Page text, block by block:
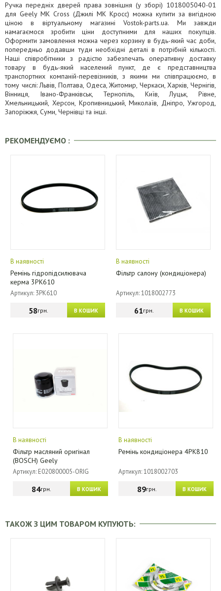
Ручка передніх дверей права зовнішня (у зборі) 1018005040-01
для Geely MK Cross (Джилі МК Кросс) можна купити за вигідною
ціною в віртуальному магазині Vostok-parts.ua. Ми завжди
намагаємося зробити ціни доступними для наших покупців.
Оформити замовлення можна через корзину в будь-який час доби,
попередньо додавши туди необхідні деталі в потрібній кількості.
Наші співробітники з радістю забезпечать оперативну доставку
товару в будь-який населений пункт, де є представництва
транспортних компаній-перевізників, з якими ми співпрацюємо, в
тому числі: Львів, Полтава, Одеса, Житомир, Черкаси, Харків, Чернігів,
Вінниця, Івано-Франківськ, Тернопіль, Київ, Луцьк, Рівне,
Хмельницький, Херсон, Кропивницький, Миколаїв, Дніпро, Ужгород,
Запоріжжя, Суми, Чернівці та інші.
РЕКОМЕНДУЄМО :
В наявності
Ремінь гідропідсилювача
керма 3PK610
Артикул: 3PK610
В КОШИК
58грн.
В наявності
Фільтр салону (кондиціонера)
Артикул: 1018002773
В КОШИК
61грн.
В наявності
Фільтр масляний оригінал
(BOSCH) Geely
Артикул: E020800005-ORIG
В КОШИК
84грн.
В наявності
Ремінь кондиціонера 4PK810
Артикул: 1018002703
В КОШИК
89грн.
ТАКОЖ З ЦИМ ТОВАРОМ КУПУЮТЬ: